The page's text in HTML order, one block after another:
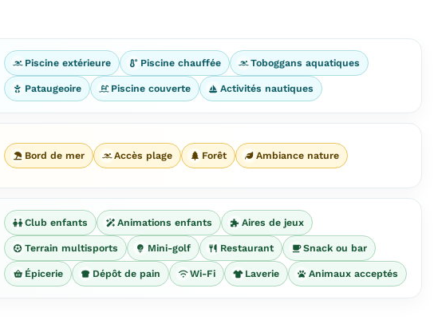
Piscine extérieure Piscine chauffée Toboggans aquatiques
Pataugeoire Piscine couverte Activités nautiques
Bord de mer Accès plage Forêt Ambiance nature
Club enfants Animations enfants Aires de jeux
Terrain multisports Mini-golf Restaurant Snack ou bar
Épicerie Dépôt de pain Wi-Fi Laverie Animaux acceptés